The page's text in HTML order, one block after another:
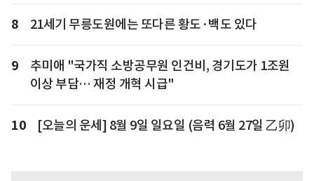
8 21세기 무릉도원에는 또다른 황도·백도 있다
9
추미애 "국가직 소방공무원 인건비, 경기도가 1조원
이상 부담… 재정 개혁 시급"
10 [오늘의 운세] 8월 9일 일요일 (음력 6월 27일 乙卯)